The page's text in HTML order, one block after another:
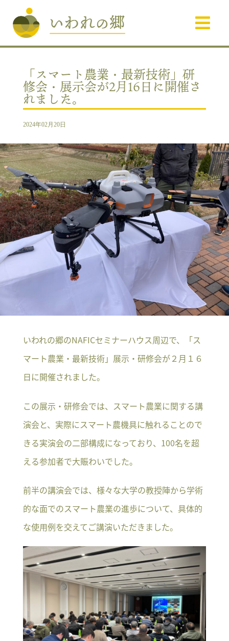
「スマート農業・最新技術」研
修会・展示会が2月16日に開催さ
れました。
2024年02月20日
いわれの郷のNAFICセミナーハウス周辺で、「ス
マート農業・最新技術」展示・研修会が２月１６
日に開催されました。
この展示・研修会では、スマート農業に関する講
演会と、実際にスマート農機具に触れることので
きる実演会の二部構成になっており、100名を超
える参加者で大賑わいでした。
前半の講演会では、様々な大学の教授陣から学術
的な面でのスマート農業の進歩について、具体的
な使用例を交えてご講演いただきました。